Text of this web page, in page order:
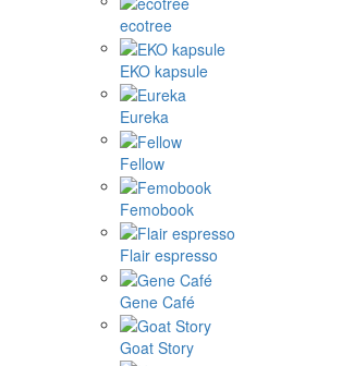
ecotree
EKO kapsule
Eureka
Fellow
Femobook
Flair espresso
Gene Café
Goat Story